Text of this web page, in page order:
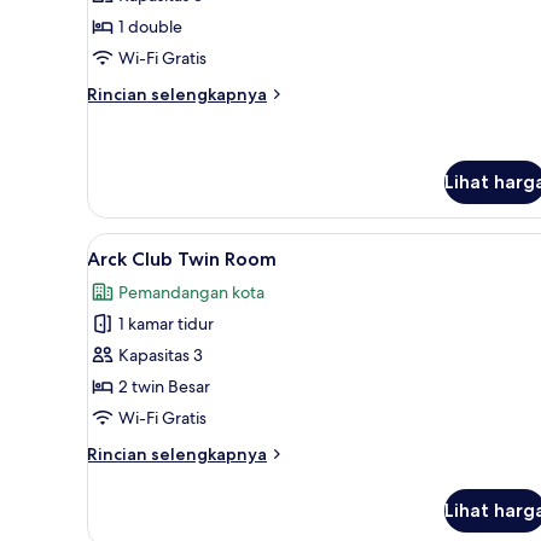
Deluxe
Double
1 double
Wi-Fi Gratis
Rincian selengkapnya
Rincian
Deluxe
Double
Room
Lihat
Lihat
semua
foto
untuk
Arck
Club
Twin
Brankas, meja kerja, ruang
6
Arck Club Twin Room
Pemandangan kota
1 kamar tidur
Kapasitas 3
2 twin Besar
Wi-Fi Gratis
Rincian selengkapnya
Rincian
Lihat